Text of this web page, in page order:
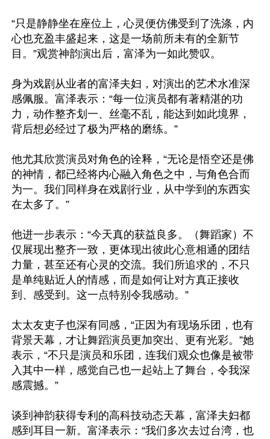
“只是静静坐在座位上，心灵便仿佛受到了洗涤，内
心也充盈丰盛起来，这是一场前所未有的全新节
目。”观赏神韵演出后，富泽为一如此赞叹。
身为戏剧从业者的富泽夫妇，对演出的艺术水准深
感佩服。富泽表示：“每一位演员都有著精湛的功
力，动作整齐划一、丝毫不乱，能达到如此境界，
背后想必经过了极为严格的磨练。”
他尤其欣赏演员对角色的诠释，“无论是悟空还是佛
的神情，都已经将内心融入角色之中，与角色合而
为一。我们同样身在戏剧行业，从中学到的东西实
在太多了。”
他进一步表示：“今天真的获益良多。（舞蹈家）不
仅展现出整齐一致，更体现出彼此心意相通的团结
力量，甚至还有心灵的交流。我们所追求的，不只
是单纯贴近人的情感，而是如何让对方真正接收
到、感受到。这一点特别令我感动。”
太太友吏子也深有同感，“正因为有现场乐团，也有
背景天幕，才让舞蹈演员更加突出、更有光彩。”她
表示，“不只是演员和乐团，连我们观众也像是被带
入其中一样，感觉自己也一起站上了舞台，令我深
感震撼。”
谈到神韵获得专利的高科技动态天幕，富泽夫妇都
感到耳目一新。富泽表示：“我们多次去过台湾，也